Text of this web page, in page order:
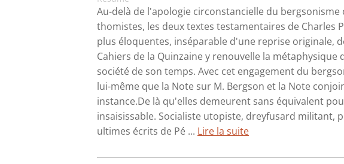
Au-delà de l'apologie circonstancielle du
thomistes, les deux textes testamentaires de Charles
plus éloquentes, inséparable d'une reprise originale,
Cahiers de la Quinzaine y renouvelle la
société de son temps. Avec cet engagement du
lui-même que la Note sur M. Bergson et la Note
instance.De là qu'elles demeurent sans équivalent
insaisissable. Socialiste utopiste, dreyfusard militant,
ultimes écrits de Pé ... Lire la suite